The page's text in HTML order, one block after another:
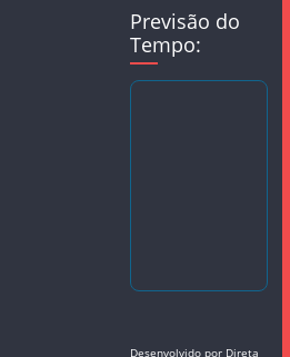
Previsão do
Tempo:
Desenvolvido por Direta